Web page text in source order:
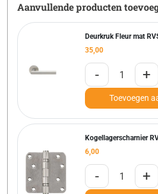
Aanvullende producten
Deurkruk Fleur mat
35,00
- +
Toevoegen
Kogellagerscharnier
6,00
- +